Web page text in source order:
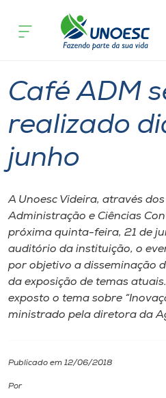
Cursos
Atendimento ao Estudante
Portal de Ensino
A
Internacionalização
acontece
Café ADM
realizado
junho
A Unoesc Videira, através
Administração e Ciências
próxima quinta-feira, 21 de
auditório da instituição, o
por objetivo a disseminação
da exposição de temas
exposto o tema sobre
ministrado pela diretora da
Publicado em 12/06/2018
Por